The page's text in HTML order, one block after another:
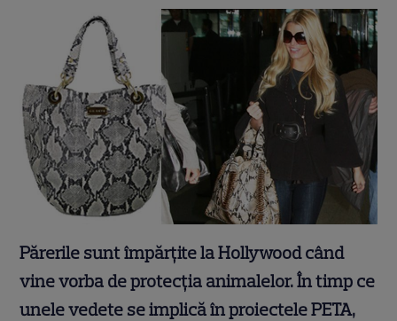
Părerile sunt împărţite la Hollywood când
vine vorba de protecţia animalelor. În timp ce
unele vedete se implică în proiectele PETA,